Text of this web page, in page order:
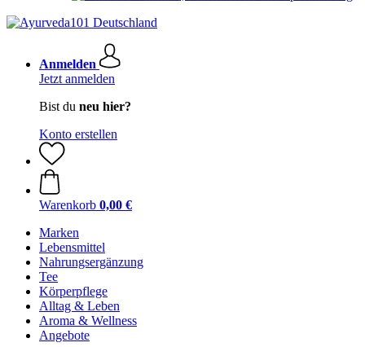
Anmelden
Jetzt anmelden
Bist du neu hier?
Konto erstellen
Warenkorb 0,00 €
Marken
Lebensmittel
Nahrungsergänzung
Tee
Körperpflege
Alltag & Leben
Aroma & Wellness
Angebote